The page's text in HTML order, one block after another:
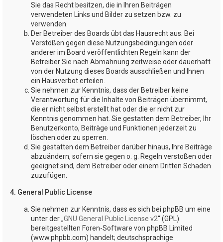
Sie das Recht besitzen, die in Ihren Beiträgen
verwendeten Links und Bilder zu setzen bzw. zu
verwenden.
Der Betreiber des Boards übt das Hausrecht aus. Bei
Verstößen gegen diese Nutzungsbedingungen oder
anderer im Board veröffentlichten Regeln kann der
Betreiber Sie nach Abmahnung zeitweise oder dauerhaft
von der Nutzung dieses Boards ausschließen und Ihnen
ein Hausverbot erteilen.
Sie nehmen zur Kenntnis, dass der Betreiber keine
Verantwortung für die Inhalte von Beiträgen übernimmt,
die er nicht selbst erstellt hat oder die er nicht zur
Kenntnis genommen hat. Sie gestatten dem Betreiber, Ihr
Benutzerkonto, Beiträge und Funktionen jederzeit zu
löschen oder zu sperren.
Sie gestatten dem Betreiber darüber hinaus, Ihre Beiträge
abzuändern, sofern sie gegen o. g. Regeln verstoßen oder
geeignet sind, dem Betreiber oder einem Dritten Schaden
zuzufügen.
4. General Public License
Sie nehmen zur Kenntnis, dass es sich bei phpBB um eine
unter der „GNU General Public License v2“ (GPL)
bereitgestellten Foren-Software von phpBB Limited
(www.phpbb.com) handelt; deutschsprachige